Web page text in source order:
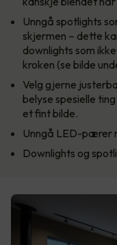
Unngå spotlights
skjermen – dette
downlights som
kroken (se bilde
Velg gjerne
belyse spesielle
et fint bilde.
Unngå LED-pærer
Downlights og